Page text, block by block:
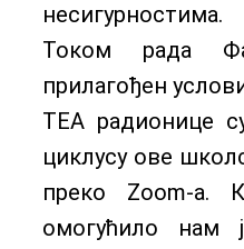
несигурностима.
Током рада
прилагођен
ТЕА радионице
циклусу ове
преко Zoom-a.
омогућило нам